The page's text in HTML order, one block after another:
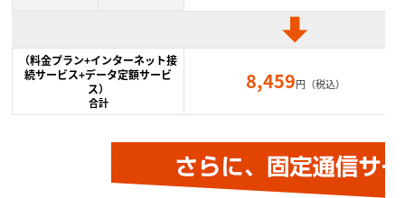
（料金プラン+インターネット接
続サービス+データ定額サービ
ス）
合計
8,459円（税込）